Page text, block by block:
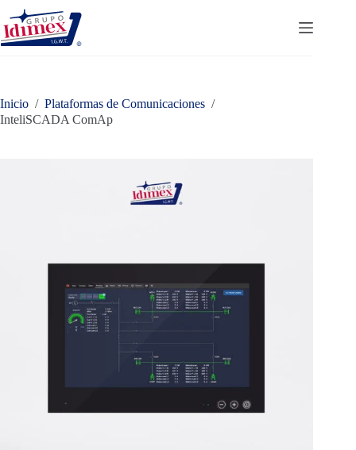
Saltar
contenido
Inicio / Plataformas de Comunicaciones /
InteliSCADA ComAp